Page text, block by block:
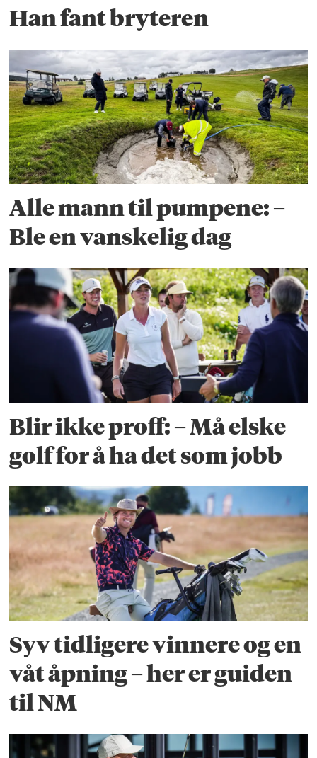
Han fant bryteren
Alle mann til pumpene: –
Ble en vanskelig dag
Blir ikke proff: – Må elske
golf for å ha det som jobb
Syv tidligere vinnere og en
våt åpning – her er guiden
til NM